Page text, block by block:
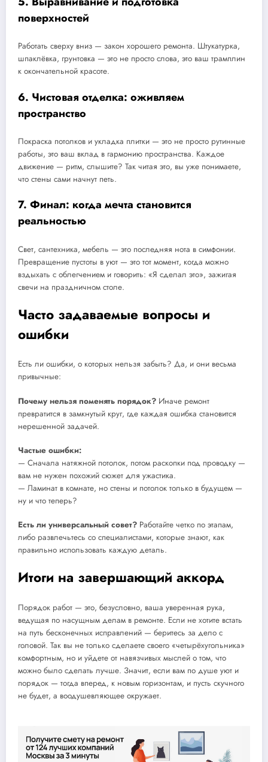
поверхностей
Работать сверху вниз — закон хорошего ремонта. Штукатурка,
шпаклёвка, грунтовка — это не просто слова, это ваш трамплин
к окончательной красоте.
6. Чистовая отделка: оживляем
пространство
Покраска потолков и укладка плитки — это не просто рутинные
работы, это ваш вклад в гармонию пространства. Каждое
движение — ритм, слышите? Так читая это, вы уже понимаете,
что стены сами начнут петь.
7. Финал: когда мечта становится
реальностью
Свет, сантехника, мебель — это последняя нота в симфонии.
Превращение пустоты в уют — это тот момент, когда можно
вздыхать с облегчением и говорить: «Я сделал это», зажигая
свечи на праздничном столе.
Часто задаваемые вопросы и
ошибки
Есть ли ошибки, о которых нельзя забыть? Да, и они весьма
привычные:
Почему нельзя поменять порядок? Иначе ремонт
превратится в замкнутый круг, где каждая ошибка становится
нерешенной задачей.
Частые ошибки:
— Сначала натяжной потолок, потом раскопки под проводку —
вам не нужен похожий сюжет для ужастика.
— Ламинат в комнате, но стены и потолок только в будущем —
ну и что теперь?
Есть ли универсальный совет? Работайте четко по этапам,
либо развлечьтесь со специалистами, которые знают, как
правильно использовать каждую деталь.
Итоги на завершающий аккорд
Порядок работ — это, безусловно, ваша уверенная рука,
ведущая по насущным делам в ремонте. Если не хотите встать
на путь бесконечных исправлений — беритесь за дело с
головой. Так вы не только сделаете своего «четырёхугольника»
комфортным, но и уйдете от навязчивых мыслей о том, что
можно было сделать лучше. Значит, если вам по душе уют и
порядок — тогда вперед, к новым горизонтам, и пусть скучного
не будет, а воодушевляющее окружает.